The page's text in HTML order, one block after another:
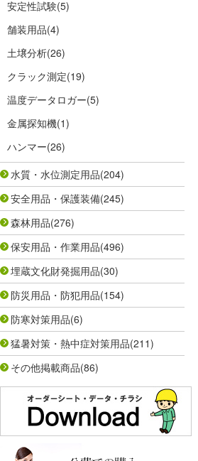
安定性試験(5)
舗装用品(4)
土壌分析(26)
クラック測定(19)
温度データロガー(5)
金属探知機(1)
ハンマー(26)
水質・水位測定用品(204)
安全用品・保護装備(245)
森林用品(276)
保安用品・作業用品(496)
埋蔵文化財発掘用品(30)
防災用品・防犯用品(154)
防寒対策用品(6)
猛暑対策・熱中症対策用品(211)
その他掲載商品(86)